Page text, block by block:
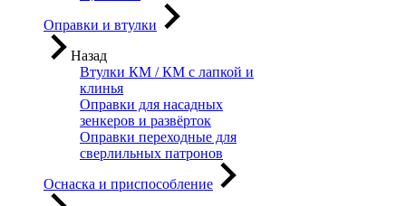
Оправки и втулки
Назад
Втулки КМ / КМ с лапкой и
клинья
Оправки для насадных
зенкеров и развёрток
Оправки переходные для
сверлильных патронов
Оснаска и приспособление